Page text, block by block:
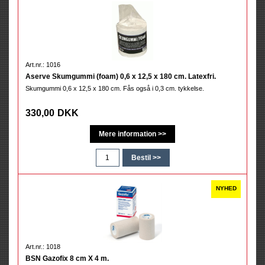
Art.nr.: 1016
Aserve Skumgummi (foam) 0,6 x 12,5 x 180 cm. Latexfri.
Skumgummi 0,6 x 12,5 x 180 cm. Fås også i 0,3 cm. tykkelse.
330,00 DKK
Art.nr.: 1018
BSN Gazofix 8 cm X 4 m.